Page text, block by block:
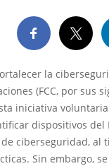
la
(FCC, por sus
iniciativa
dispositivos del
ciberseguridad, al
Sin embargo,